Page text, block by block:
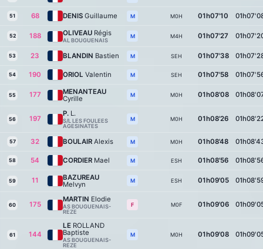
51 68 DENIS Guillaume M M0H 01h07'10
52 188 OLIVEAU Régis
AL BOUGUENAIS
M M4H 01h07'27
53 23 BLANDIN Bastien M SEH 01h07'38
54 190 ORIOL Valentin M SEH 01h07'58
55 177
MENANTEAU
Cyrille
M M0H 01h08'08
56 197
P. L.
S/L LES FOULEES
AGESINATES
M M0H 01h08'26
57 32 BOULAIR Alexis M M0H 01h08'48
58 54 CORDIER Mael M ESH 01h08'56
59 11
BAZUREAU
Melvyn
M ESH 01h09'05
60 175
MARTIN Elodie
AS BOUGUENAIS-
REZE
F M0F 01h09'06
61 144
LE ROLLAND
Baptiste
AS BOUGUENAIS-
REZE
M M0H 01h09'08